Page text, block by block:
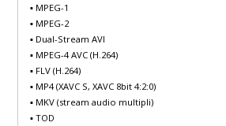
▪ MPEG-1
▪ MPEG-2
▪ Dual-Stream AVI
▪ MPEG-4 AVC (H.264)
▪ FLV (H.264)
▪ MP4 (XAVC S, XAVC 8bit 4:2:0)
▪ MKV (stream audio multipli)
▪ TOD